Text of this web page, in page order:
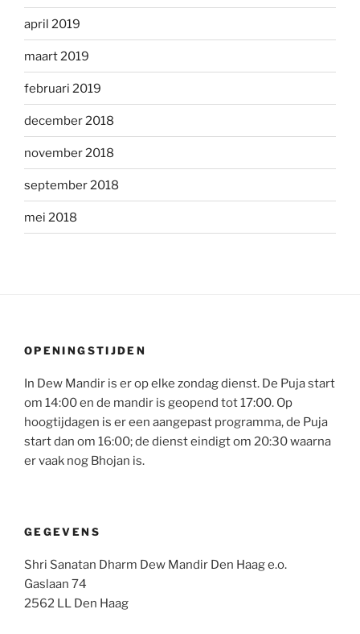
april 2019
maart 2019
februari 2019
december 2018
november 2018
september 2018
mei 2018
OPENINGSTIJDEN
In Dew Mandir is er op elke zondag dienst. De Puja start
om 14:00 en de mandir is geopend tot 17:00. Op
hoogtijdagen is er een aangepast programma, de Puja
start dan om 16:00; de dienst eindigt om 20:30 waarna
er vaak nog Bhojan is.
GEGEVENS
Shri Sanatan Dharm Dew Mandir Den Haag e.o.
Gaslaan 74
2562 LL Den Haag